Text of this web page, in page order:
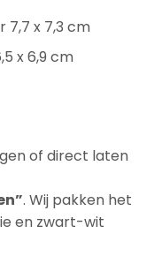
x 7,3 cm
x 6,9 cm
of direct laten
. Wij pakken het
en zwart-wit